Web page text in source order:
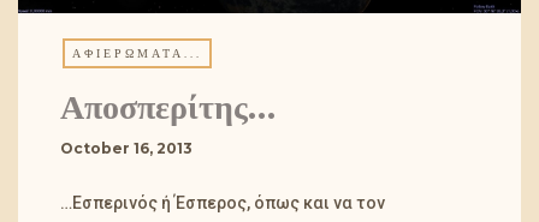
ΑΦΙΕΡΏΜΑΤΑ...
Αποσπερίτης…
October 16, 2013
…Εσπερινός ή Έσπερος, όπως και να τον